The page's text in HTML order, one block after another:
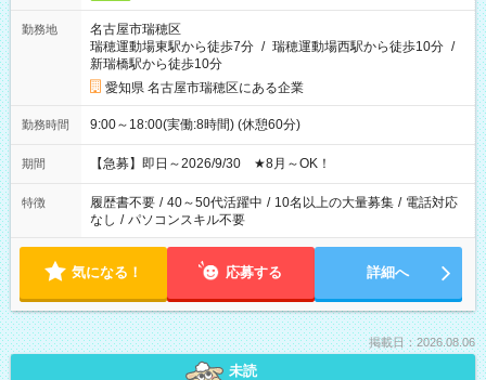
勤務地
名古屋市瑞穂区
瑞穂運動場東駅から徒歩7分 / 瑞穂運動場西駅から徒歩10分 /
新瑞橋駅から徒歩10分
愛知県 名古屋市瑞穂区にある企業
勤務時間 9:00～18:00(実働:8時間) (休憩60分)
期間 【急募】即日～2026/9/30 ★8月～OK！
特徴 履歴書不要 / 40～50代活躍中 / 10名以上の大量募集 / 電話対応
なし / パソコンスキル不要
気になる！ 応募する 詳細へ
掲載日：2026.08.06
未読